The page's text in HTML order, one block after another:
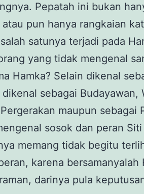
Pepatah ini bukan
atau pun hanya rangkaian
satunya terjadi pada
yang tidak mengenal
Hamka? Selain dikenal
dikenal sebagai Budayawan,
maupun sebagai
sosok dan peran
memang tidak begitu
karena bersamanyalah
darinya pula